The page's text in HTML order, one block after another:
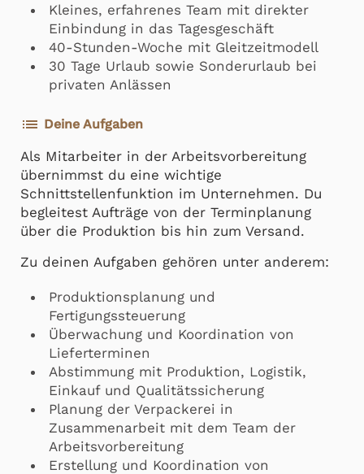
Kleines, erfahrenes Team mit direkter
Einbindung in das Tagesgeschäft
40-Stunden-Woche mit Gleitzeitmodell
30 Tage Urlaub sowie Sonderurlaub bei
privaten Anlässen
list Deine Aufgaben
Als Mitarbeiter in der Arbeitsvorbereitung
übernimmst du eine wichtige
Schnittstellenfunktion im Unternehmen. Du
begleitest Aufträge von der Terminplanung
über die Produktion bis hin zum Versand.
Zu deinen Aufgaben gehören unter anderem:
Produktionsplanung und
Fertigungssteuerung
Überwachung und Koordination von
Lieferterminen
Abstimmung mit Produktion, Logistik,
Einkauf und Qualitätssicherung
Planung der Verpackerei in
Zusammenarbeit mit dem Team der
Arbeitsvorbereitung
Erstellung und Koordination von